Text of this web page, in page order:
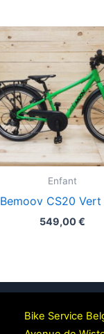
Enfant
Bemoov CS20
549,00€
Bike Service